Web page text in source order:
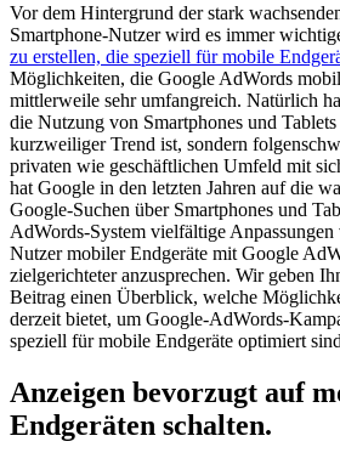
Vor dem Hintergrund der stark
Smartphone-Nutzer wird es immer
zu erstellen, die speziell für mobile
Möglichkeiten, die Google AdWords
mittlerweile sehr umfangreich. Natürlich
die Nutzung von Smartphones und
kurzweiliger Trend ist, sondern
privaten wie geschäftlichen Umfeld mit
hat Google in den letzten Jahren auf die
Google-Suchen über Smartphones und
AdWords-System vielfältige
Nutzer mobiler Endgeräte mit Google
zielgerichteter anzusprechen. Wir geben
Beitrag einen Überblick, welche
derzeit bietet, um Google-AdWords-
speziell für mobile Endgeräte optimiert
Anzeigen bevorzugt auf
Endgeräten schalten.